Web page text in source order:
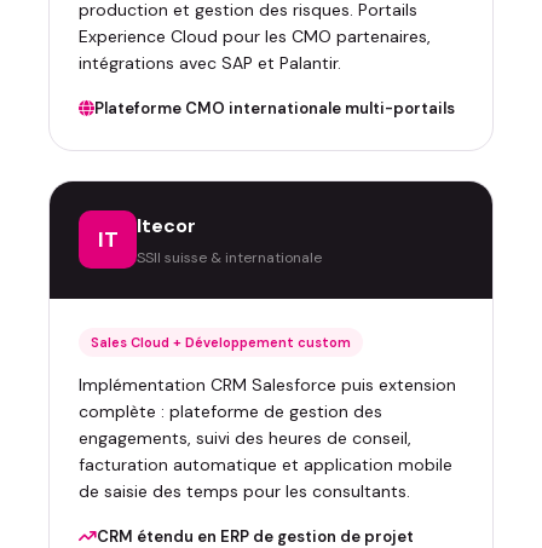
production et gestion des risques. Portails
Experience Cloud pour les CMO partenaires,
intégrations avec SAP et Palantir.
Plateforme CMO internationale multi-portails
IT Itecor
SSII suisse & internationale
Sales Cloud + Développement custom
Implémentation CRM Salesforce puis extension
complète : plateforme de gestion des
engagements, suivi des heures de conseil,
facturation automatique et application mobile
de saisie des temps pour les consultants.
CRM étendu en ERP de gestion de projet